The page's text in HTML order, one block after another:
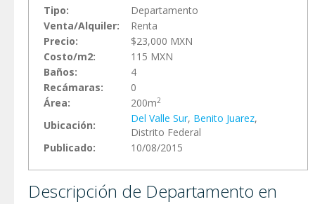
Tipo:
Departamento
Venta/Alquiler:
Renta
Precio:
$23,000 MXN
Costo/m2:
115 MXN
Baños:
4
Recámaras:
0
Área:
200m2
Ubicación:
Del Valle Sur, Benito Juarez,
Distrito Federal
Publicado:
10/08/2015
Descripción de Departamento en